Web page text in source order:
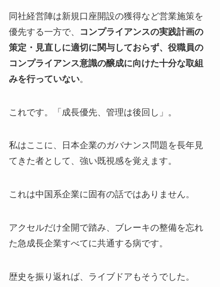
同社経営陣は新規口座開設の獲得など営業施策を
優先する一方で、
コンプライアンスの実践計画の
策定・見直しに適切に関与しておらず、役職員の
コンプライアンス意識の醸成に向けた十分な取組
みを行っていない。
これです。「成長優先、管理は後回し」。
私はここに、日本企業のガバナンス問題を長年見
てきた者として、強い既視感を覚えます。
これは中国系企業に固有の話ではありません。
アクセルだけ全開で踏み、ブレーキの整備を忘れ
た急成長企業すべてに共通する病です。
歴史を振り返れば、ライブドアもそうでした。